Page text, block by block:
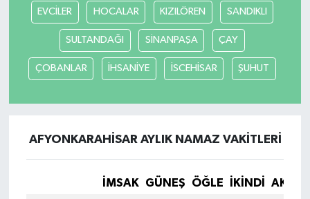
EVCİLER HOCALAR KIZILÖREN SANDIKLI
SULTANDAĞI SİNANPAŞA ÇAY
ÇOBANLAR İHSANİYE İSCEHİSAR ŞUHUT
AFYONKARAHİSAR AYLIK NAMAZ VAKITLERI
İMSAK GÜNEŞ ÖĞLE İKINDI